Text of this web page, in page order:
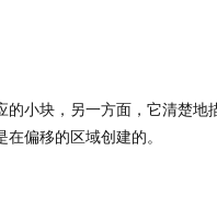
小块，另一方面，它清楚地
偏移的区域创建的。